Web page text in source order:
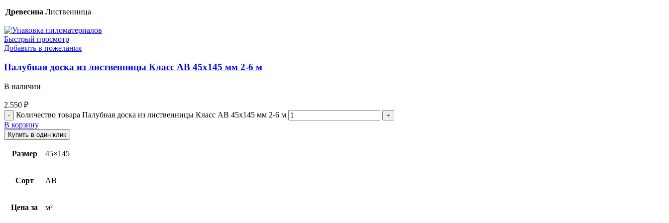
Древесина Лиственница
Быстрый просмотр
Добавить в пожелания
Палубная доска из лиственницы Класс АВ 45х145 мм 2-6 м
В наличии
2.550 ₽
Количество товара Палубная доска из лиственницы Класс АВ 45х145 мм 2-6 м
В корзину
Купить в один клик
Размер 45×145
Сорт AB
Цена за м²